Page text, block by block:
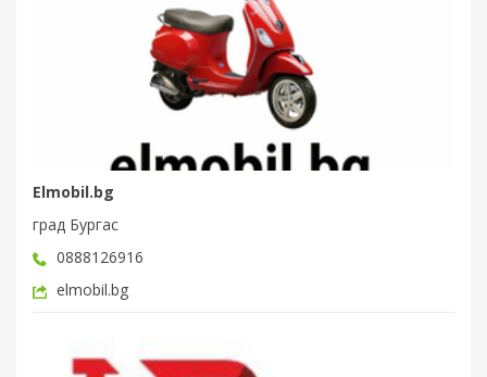
Elmobil.bg
град Бургас
0888126916
elmobil.bg